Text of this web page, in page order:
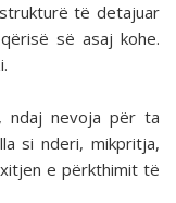
të detajuar
së asaj kohe.
ndaj nevoja për ta
si nderi, mikpritja,
e përkthimit të